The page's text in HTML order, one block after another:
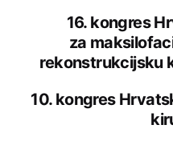
16. kongres
za
rekonstrukcijsku
10. kongres